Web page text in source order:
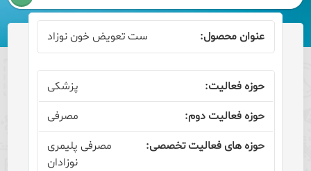
ست تعویض خون نوزاد
پزشکی
مصرفی
مصرفی پلیمری
نوزادان